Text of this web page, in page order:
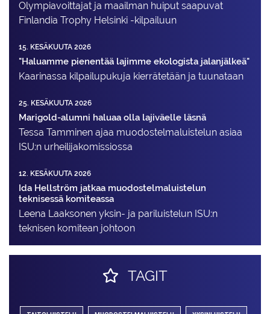
Olympiavoittajat ja maailman huiput saapuvat
Finlandia Trophy Helsinki -kilpailuun
15. KESÄKUUTA 2026
"Haluamme pienentää lajimme ekologista jalanjälkeä"
Kaarinassa kilpailupukuja kierrätetään ja tuunataan
25. KESÄKUUTA 2026
Marigold-alumni haluaa olla lajiväelle läsnä
Tessa Tamminen ajaa muodostelma­luistelun asiaa
ISU:n urheilija­komissiossa
12. KESÄKUUTA 2026
Ida Hellström jatkaa muodostelmaluistelun
teknisessä komiteassa
Leena Laaksonen yksin- ja pariluistelun ISU:n
teknisen komitean johtoon
TAGIT